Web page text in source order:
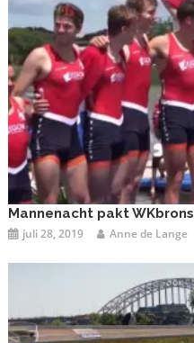
Mannenacht pakt WKbrons
juli 28, 2019 Anne de Lange